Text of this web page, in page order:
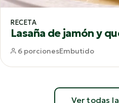
RECETA
Lasaña de jamón y
6 porcionesEmbutido
Ver todas